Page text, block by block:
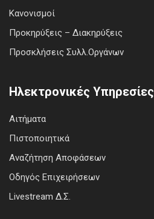
Κανονισμοί
Προκηρύξεις – Διακηρύξεις
Προσκλήσεις Συλλ.Οργάνων
Ηλεκτρονικές Υπηρεσίες
Αιτήματα
Πιστοποιητικά
Αναζήτηση Αποφάσεων
Οδηγός Επιχειρήσεων
Livestream Δ.Σ.